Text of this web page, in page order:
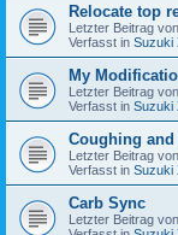
Relocate top
Letzter Beitrag von
Verfasst in Suzuki
My
Letzter Beitrag von
Verfasst in Suzuki
Coughing
Letzter Beitrag von
Verfasst in Suzuki
Carb Sync
Letzter Beitrag von